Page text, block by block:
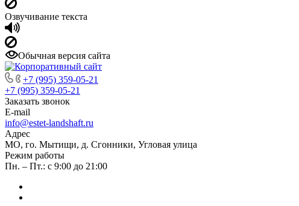
Озвучивание текста
Обычная версия сайта
+7 (995) 359-05-21
+7 (995) 359-05-21
Заказать звонок
E-mail
info@estet-landshaft.ru
Адрес
МО, го. Мытищи, д. Сгонники, Угловая улица
Режим работы
Пн. – Пт.: с 9:00 до 21:00